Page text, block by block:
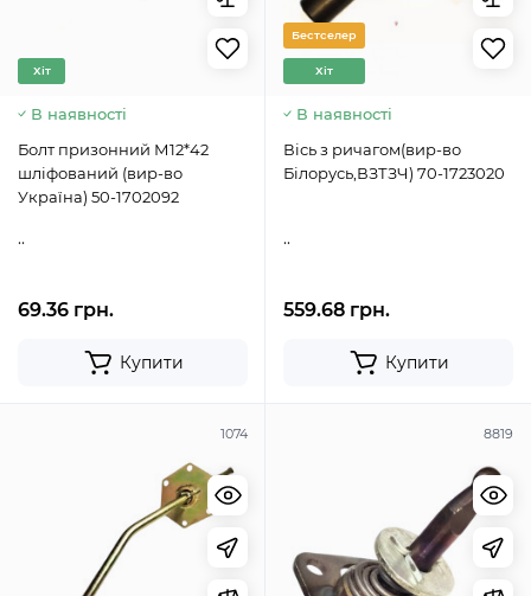
Хіт
В наявності
Болт призонний М12*42
шліфований (вир-во
Україна) 50-1702092
..
69.36 грн.
Купити
Бестселер
Хіт
В наявності
Вісь з ричагом(вир-во
Білорусь,ВЗТЗЧ) 70-1723020
..
559.68 грн.
Купити
1074 8819